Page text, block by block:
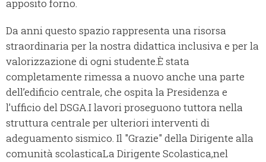
apposito forno.
Da anni questo spazio rappresenta una risorsa
straordinaria per la nostra didattica inclusiva e per la
valorizzazione di ogni studente.È stata
completamente rimessa a nuovo anche una parte
dell’edificio centrale, che ospita la Presidenza e
l’ufficio del DSGA.I lavori proseguono tuttora nella
struttura centrale per ulteriori interventi di
adeguamento sismico. Il "Grazie" della Dirigente alla
comunità scolasticaLa Dirigente Scolastica,nel